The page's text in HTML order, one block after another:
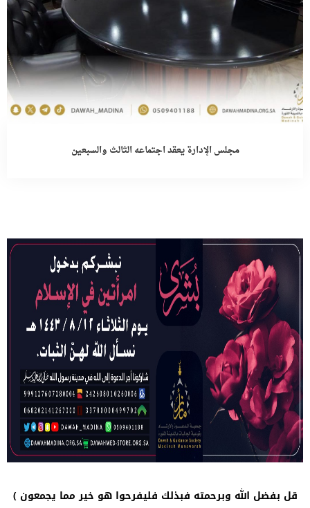
مجلس الإدارة يعقد اجتماعه الثالث والسبعين
قل بفضل الله وبرحمته فبذلك فليفرحوا هو خير مما يجمعون ﴾